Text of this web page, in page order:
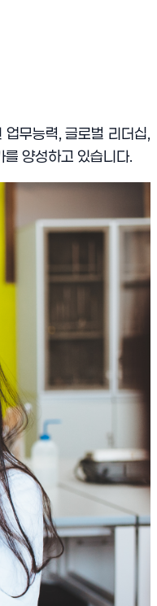
업무능력,글로벌 리더십,
양성하고 있습니다.